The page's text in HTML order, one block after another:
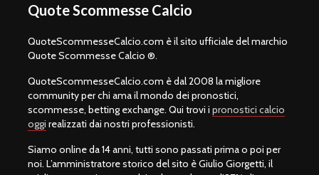
Quote Scommesse Calcio
QuoteScommesseCalcio.com è il sito ufficiale del marchio
Quote Scommesse Calcio ®.
QuoteScommesseCalcio.com è dal 2008 la migliore
community per chi ama il mondo dei pronostici,
scommesse, betting exchange. Qui trovi i pronostici calcio
oggi realizzati dai nostri professionisti.
Siamo online da 14 anni, tutti sono passati prima o poi per
noi. L’amministratore storico del sito è Giulio Giorgetti, il